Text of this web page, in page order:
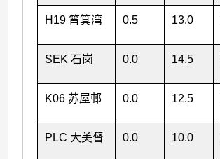
H19 筲箕湾 0.5 13.0
SEK 石岗 0.0 14.5
K06 苏屋邨 0.0 12.5
PLC 大美督 0.0 10.0